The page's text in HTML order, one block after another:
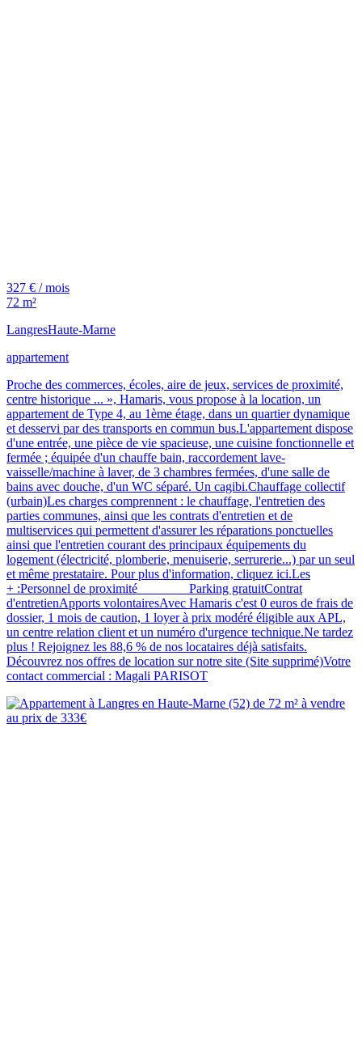
327 € / mois
72 m²
LangresHaute-Marne
appartement
Proche des commerces, écoles, aire de jeux, services de proximité,
centre historique ... », Hamaris, vous propose à la location, un
appartement de Type 4, au 1ème étage, dans un quartier dynamique
et desservi par des transports en commun bus.L'appartement dispose
d'une entrée, une pièce de vie spacieuse, une cuisine fonctionnelle et
fermée ; équipée d'un chauffe bain, raccordement lave-
vaisselle/machine à laver, de 3 chambres fermées, d'une salle de
bains avec douche, d'un WC séparé. Un cagibi.Chauffage collectif
(urbain)Les charges comprennent : le chauffage, l'entretien des
parties communes, ainsi que les contrats d'entretien et de
multiservices qui permettent d'assurer les réparations ponctuelles
ainsi que l'entretien courant des principaux équipements du
logement (électricité, plomberie, menuiserie, serrurerie...) par un seul
et même prestataire. Pour plus d'information, cliquez ici.Les
+ :Personnel de proximité Parking gratuitContrat
d'entretienApports volontairesAvec Hamaris c'est 0 euros de frais de
dossier, 1 mois de caution, 1 loyer à prix modéré éligible aux APL,
un centre relation client et un numéro d'urgence technique.Ne tardez
plus ! Rejoignez les 88,6 % de nos locataires déjà satisfaits.
Découvrez nos offres de location sur notre site (Site supprimé)Votre
contact commercial : Magali PARISOT